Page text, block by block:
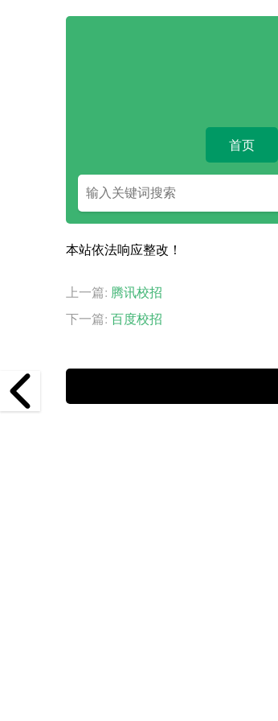
首页
搜
索
字
本站依法响应整改！
上一篇: 腾讯校招
下一篇: 百度校招